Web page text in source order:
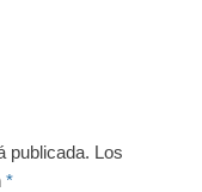
publicada. Los
*